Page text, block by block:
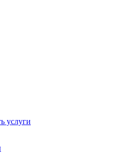
услуги